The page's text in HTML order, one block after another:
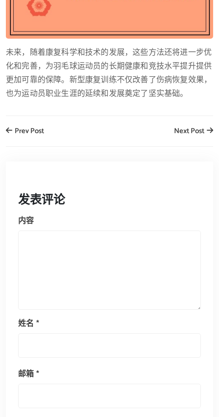
未来，随着康复科学和技术的发展，这些方法还将进一步优
化和完善，为羽毛球运动员的长期健康和竞技水平提升提供
更加可靠的保障。新型康复训练不仅改善了伤病恢复效果，
也为运动员职业生涯的延续和发展奠定了坚实基础。
Prev Post Next Post
发表评论
内容
姓名 *
邮箱*